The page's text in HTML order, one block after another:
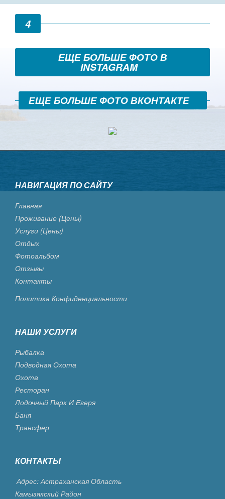
4
ЕЩЕ БОЛЬШЕ ФОТО В
INSTAGRAM
ЕЩЕ БОЛЬШЕ ФОТО ВКОНТАКТЕ
НАВИГАЦИЯ ПО САЙТУ
Главная
Проживание (цены)
Услуги (цены)
Отдых
Фотоальбом
Отзывы
Контакты
Политика Конфиденциальности
НАШИ УСЛУГИ
Рыбалка
Подводная Охота
Охота
Ресторан
Лодочный Парк И Егеря
Баня
Трансфер
КОНТАКТЫ
Адрес: Астраханская Область
Камызякский Район